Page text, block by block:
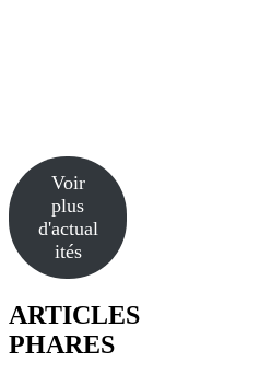
Voir
plus
d'actual
ités
ARTICLES
PHARES